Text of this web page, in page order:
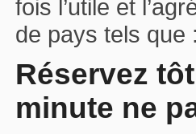
fois l’utile et
de pays tels que :
Réservez
minute ne